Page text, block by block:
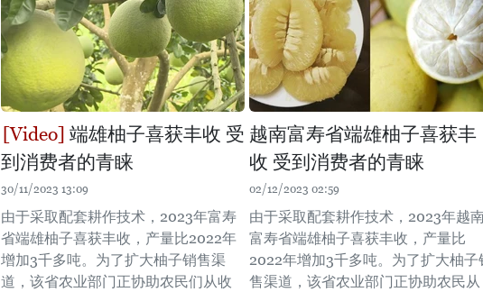
端雄柚子喜获丰收 受
到消费者的青睐
30/11/2023 13:09
由于采取配套耕作技术，2023年富寿
省端雄柚子喜获丰收，产量比2022年
增加3千多吨。为了扩大柚子销售渠
道，该省农业部门正协助农民们从收
越南富寿省端雄柚子喜获丰
收 受到消费者的青睐
02/12/2023 02:59
由于采取配套耕作技术，2023年越
富寿省端雄柚子喜获丰收，产量比
2022年增加3千多吨。为了扩大柚子
售渠道，该省农业部门正协助农民从